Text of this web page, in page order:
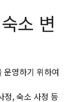
소 변
영하기 위하여
, 숙소 사정 등